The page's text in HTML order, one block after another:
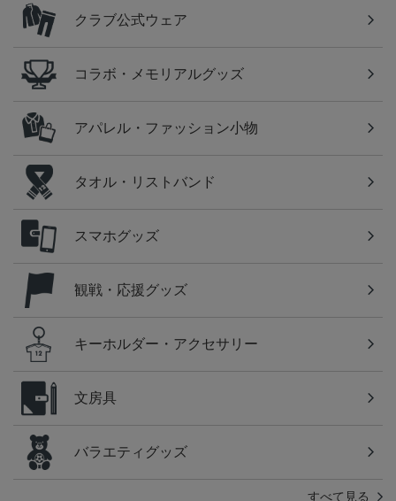
クラブ公式ウェア
コラボ・メモリアルグッズ
アパレル・ファッション小物
タオル・リストバンド
スマホグッズ
観戦・応援グッズ
キーホルダー・アクセサリー
文房具
バラエティグッズ
すべて見る